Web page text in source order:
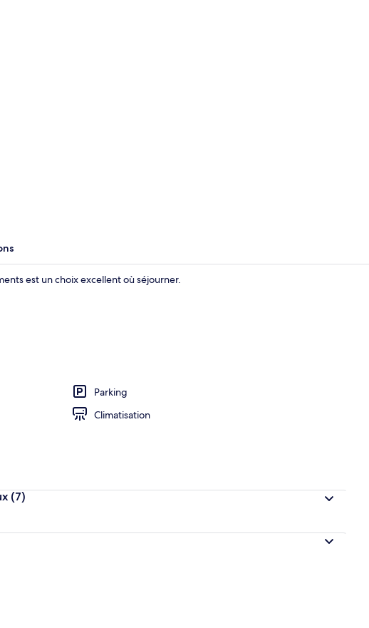
Enceinte de l’hébergement
est un choix excellent où séjourner.
Parking
Climatisation
(7)